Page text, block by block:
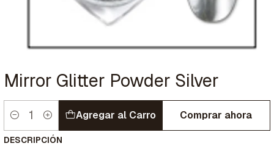
Mirror Glitter Powder Silver
Cantidad
Agregar al Carro Comprar ahora
DESCRIPCIÓN